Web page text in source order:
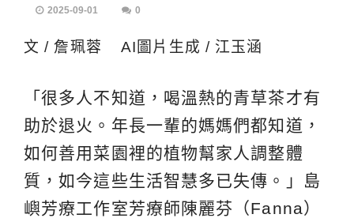
2025-09-01 0
文 / 詹珮蓉 AI圖片生成 / 江玉涵
「很多人不知道，喝溫熱的青草茶才有
助於退火。年長一輩的媽媽們都知道，
如何善用菜園裡的植物幫家人調整體
質，如今這些生活智慧多已失傳。」島
嶼芳療工作室芳療師陳麗芬（Fanna）